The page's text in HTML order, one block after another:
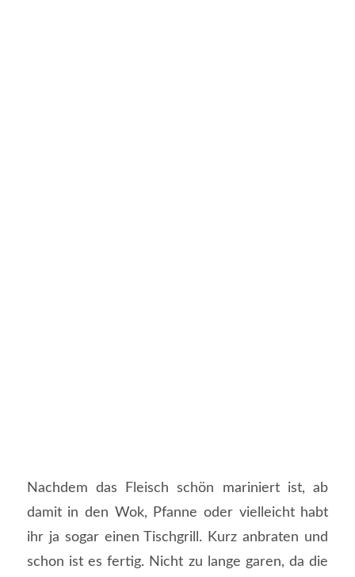
Nachdem das Fleisch schön mariniert ist, ab
damit in den Wok, Pfanne oder vielleicht habt
ihr ja sogar einen Tischgrill. Kurz anbraten und
schon ist es fertig. Nicht zu lange garen, da die